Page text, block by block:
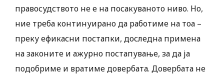
правосудството не е на посакуваното ниво. Но,
ние треба континуирано да работиме на тоа –
преку ефикасни постапки, доследна примена
на законите и ажурно постапување, за да ја
подобриме и вратиме довербата. Довербата не